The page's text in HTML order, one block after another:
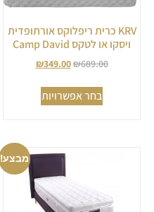
KRV כרית ריפלוקס אורתופדית
ויסקו או לטקס Camp David
₪689.00
₪349.00
בחר אפשרויות
מבצע!